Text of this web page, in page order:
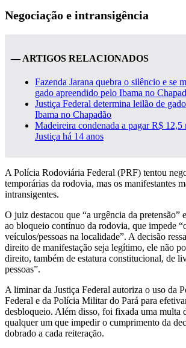
Negociação e intransigência
— ARTIGOS RELACIONADOS
Fazenda Jarana quebra o silêncio e se
gado apreendido pelo Ibama no
Justiça Federal determina leilão de
Ibama no Chapadão
Madeireira condenada a pagar R$ 12,5
Justiça há 14 anos
A Polícia Rodoviária Federal (PRF) tentou
temporárias da rodovia, mas os manifestantes
intransigentes.
O juiz destacou que “a urgência da pretensão”
ao bloqueio contínuo da rodovia, que impede
veículos/pessoas na localidade”. A decisão
direito de manifestação seja legítimo, ele não
direito, também de estatura constitucional, de
pessoas”.
A liminar da Justiça Federal autoriza o uso da
Federal e da Polícia Militar do Pará para
desbloqueio. Além disso, foi fixada uma multa
qualquer um que impedir o cumprimento da
dobrado a cada reiteração.